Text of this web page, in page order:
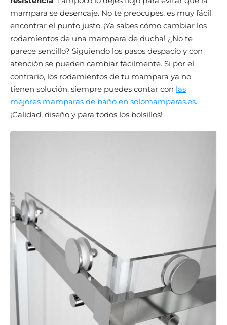
mampara se desencaje. No te preocupes, es muy fácil
encontrar el punto justo. ¡Ya sabes cómo cambiar los
rodamientos de una mampara de ducha! ¿No te
parece sencillo? Siguiendo los pasos despacio y con
atención se pueden cambiar fácilmente. Si por el
contrario, los rodamientos de tu mampara ya no
tienen solución, siempre puedes contar con las
mejores mamparas de baño en solomamparas.es.
¡Calidad, diseño y para todos los bolsillos!